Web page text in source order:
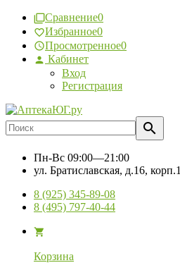
Сравнение0
Избранное0
Просмотренное0
Кабинет
Вход
Регистрация
Пн-Вс 09:00—21:00
ул. Братиславская, д.16, корп.1
8 (925) 345-89-08
8 (495) 797-40-44
Корзина